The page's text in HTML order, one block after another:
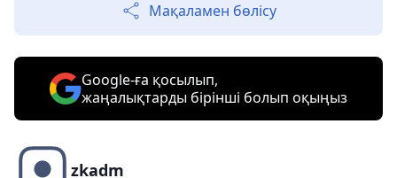
Мақаламен бөлісу
Google-ға қосылып,
жаңалықтарды бірінші болып оқыңыз
zkadm